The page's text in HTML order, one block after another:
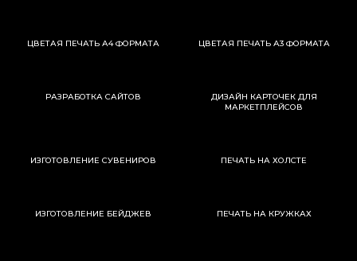
ЦВЕТАЯ ПЕЧАТЬ А4 ФОРМАТА ЦВЕТАЯ ПЕЧАТЬ А3 ФОРМАТА
РАЗРАБОТКА САЙТОВ
ДИЗАЙН КАРТОЧЕК ДЛЯ
МАРКЕТПЛЕЙСОВ
ИЗГОТОВЛЕНИЕ СУВЕНИРОВ ПЕЧАТЬ НА ХОЛСТЕ
ИЗГОТОВЛЕНИЕ БЕЙДЖЕВ ПЕЧАТЬ НА КРУЖКАХ